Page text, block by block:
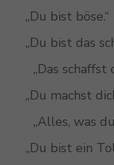
„Du bist böse.“
„Du bist das
„Das schaffst
„Du machst
„Alles, was
„Du bist ein